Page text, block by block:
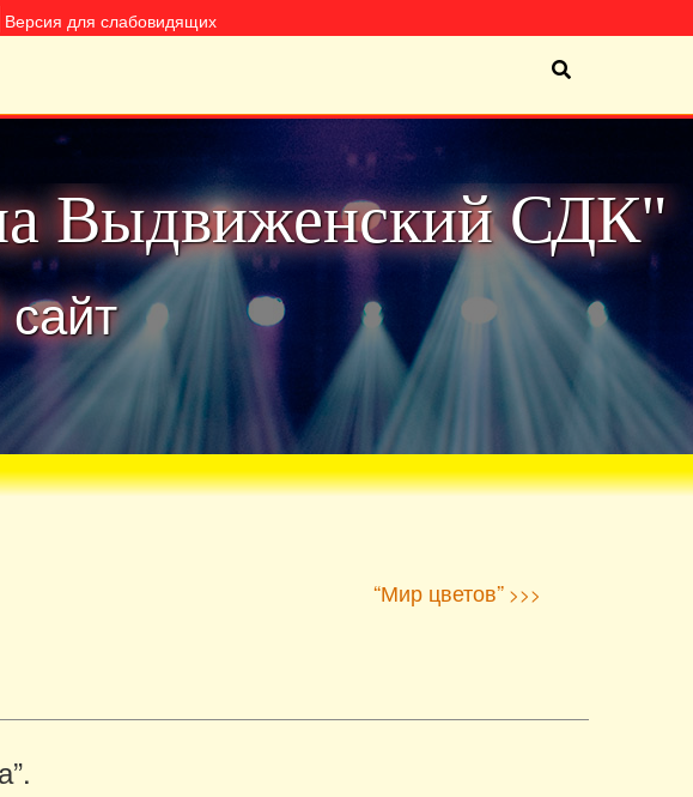
Версия для слабовидящих
Выдвиженский СДК"
“Мир цветов” >>>